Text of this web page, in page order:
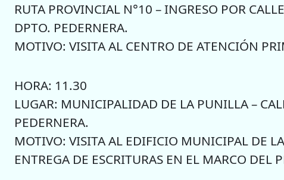
RUTA PROVINCIAL N°10 – INGRESO POR
DPTO. PEDERNERA.
MOTIVO: VISITA AL CENTRO DE ATENCIÓN
HORA: 11.30
LUGAR: MUNICIPALIDAD DE LA PUNILLA –
PEDERNERA.
MOTIVO: VISITA AL EDIFICIO MUNICIPAL DE
ENTREGA DE ESCRITURAS EN EL MARCO DEL